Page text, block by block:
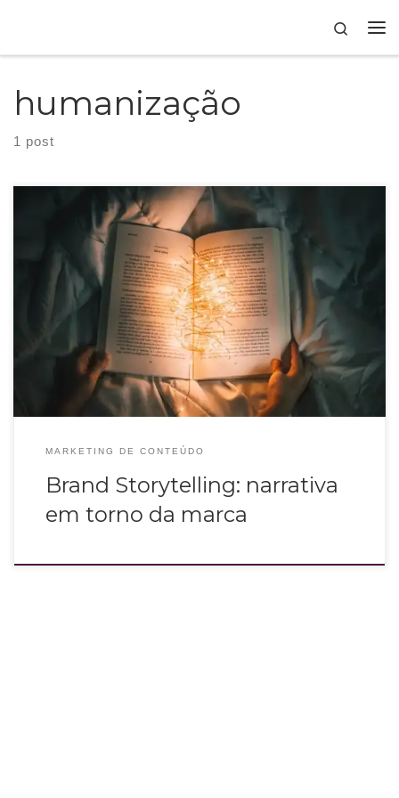
Search
humanização
1 post
Brand storytelling é a criação de narrativas para comunicar a identidade
da marca e se conectar emocionalmente com seu público.
MARKETING DE CONTEÚDO
Brand Storytelling: narrativa
em torno da marca